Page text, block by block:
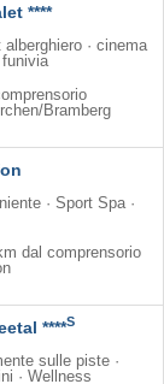
****
· cinema
funivia
​Bramberg
· Sport Spa ·
dal comprensorio
****S
sulle piste ·
· Wellness